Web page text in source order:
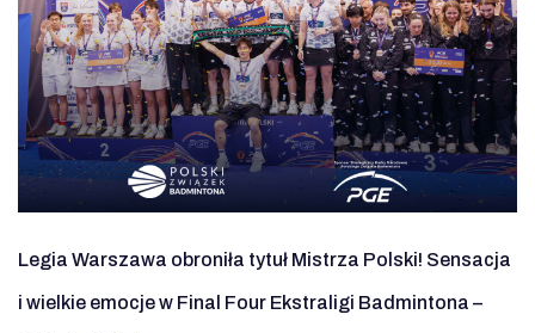
Legia Warszawa obroniła tytuł Mistrza Polski! Sensacja
i wielkie emocje w Final Four Ekstraligi Badmintona –